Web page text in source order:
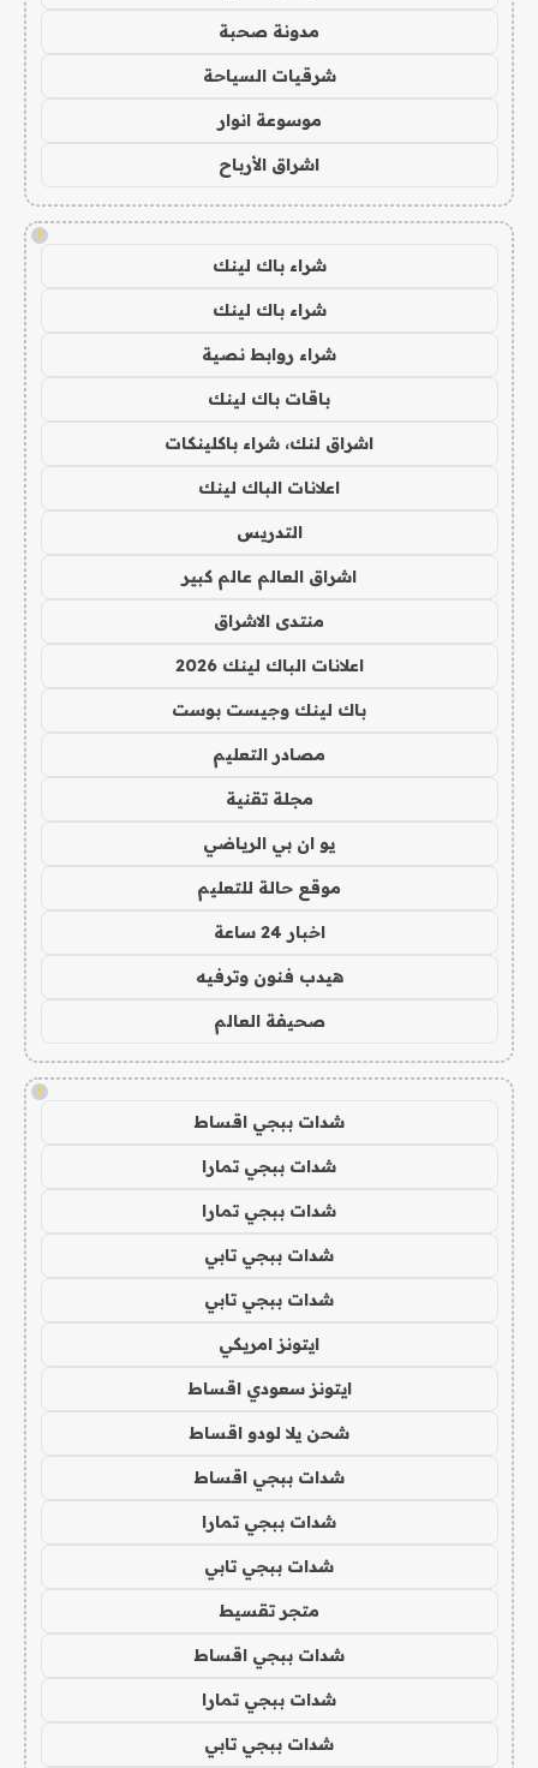
مدونة صحبة
شرقيات السياحة
موسوعة انوار
اشراق الأرباح
!
شراء باك لينك
شراء باك لينك
شراء روابط نصية
باقات باك لينك
اشراق لنك، شراء باكلينكات
اعلانات الباك لينك
التدريس
اشراق العالم عالم كبير
منتدى الاشراق
اعلانات الباك لينك 2026
باك لينك وجيست بوست
مصادر التعليم
مجلة تقنية
يو ان بي الرياضي
موقع حالة للتعليم
اخبار 24 ساعة
هيدب فنون وترفيه
صحيفة العالم
!
شدات ببجي اقساط
شدات ببجي تمارا
شدات ببجي تمارا
شدات ببجي تابي
شدات ببجي تابي
ايتونز امريكي
ايتونز سعودي اقساط
شحن يلا لودو اقساط
شدات ببجي اقساط
شدات ببجي تمارا
شدات ببجي تابي
متجر تقسيط
شدات ببجي اقساط
شدات ببجي تمارا
شدات ببجي تابي